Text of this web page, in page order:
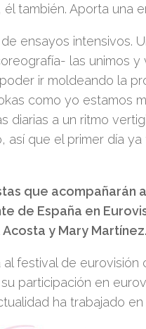
también. Aporta una
ensayos intensivos.
las unimos
ir moldeando la
como yo estamos
diarias a un ritmo
así que el primer día
que acompañarán
de España en
y Mary
festival de
participación en
ha trabajado